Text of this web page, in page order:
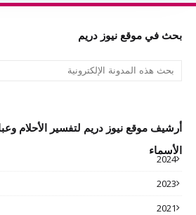
بحث في موقع نيوز دريم
أرشيف موقع نيوز دريم لتفسير الأحلام
الأسماء
2024
2023
2021